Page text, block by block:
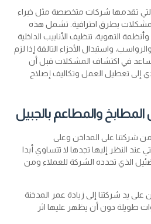
تقدمها شركات متخصصة مثل خبراء
بطرق احترافية. تشمل هذه
التهوية، تنظيف الأنابيب الداخلية
واستبدال الأجزاء التالفة إذا لزم
تساعد في اكتشاف المشكلات قبل أن
إلى تعطيل العمل وتكاليف إصلاح
والمطاعم بالجبيل
شركتنا على المداخن وعلى
عند النظر إليها تجدها لا تتساوي أبدا
الذي تحدده الشركة للعملاء ومن
على يد شركتنا إلى زيادة عمر المدخنة
طويلة دون أن يظهر عليها اثر